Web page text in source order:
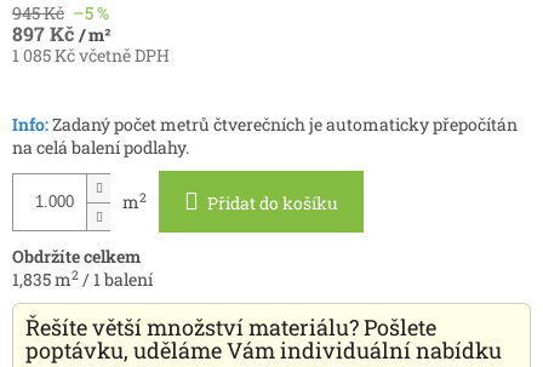
945 Kč –5 %
897 Kč / m²
1 085 Kč včetně DPH
cena:
Info:Zadaný počet metrů čtverečních je automaticky přepočítán
na celá balení podlahy.
m2 Přidat do košíku
Obdržíte celkem
1,835m2 / 1balení
Řešíte větší množství materiálu? Pošlete
poptávku, uděláme Vám individuální nabídku